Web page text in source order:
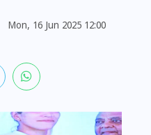
Mon, 16 Jun 2025 12:00